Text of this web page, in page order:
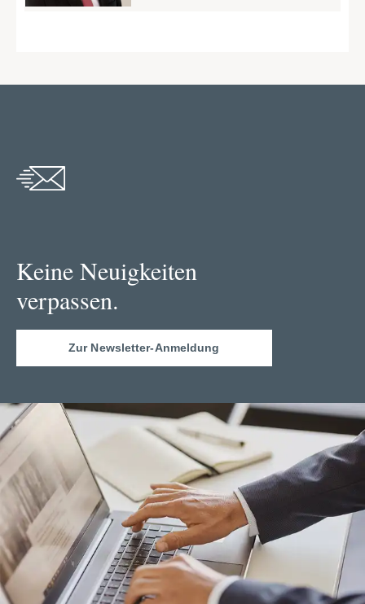
Keine Neuigkeiten
verpassen.
Zur Newsletter-Anmeldung